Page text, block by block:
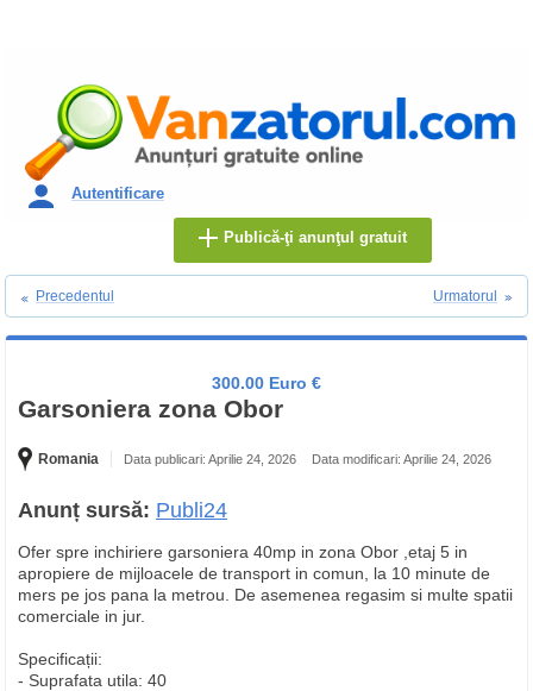
Autentificare
Publică-ţi anunţul gratuit
Precedentul Urmatorul
300.00 Euro €
Garsoniera zona Obor
Romania Data publicari: Aprilie 24, 2026 Data modificari: Aprilie 24, 2026
Anunț sursă: Publi24
Ofer spre inchiriere garsoniera 40mp in zona Obor ,etaj 5 in
apropiere de mijloacele de transport in comun, la 10 minute de
mers pe jos pana la metrou. De asemenea regasim si multe spatii
comerciale in jur.
Specificații:
- Suprafata utila: 40